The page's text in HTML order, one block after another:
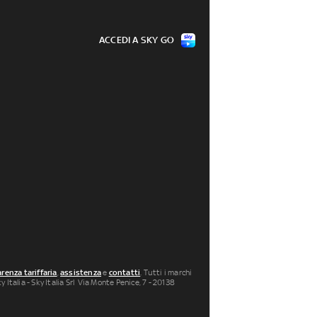
ACCEDI A SKY GO
tariffaria,assistenzae contatti. Tutti i marchi
- Sky Italia Srl Via Monte Penice, 7 - 20138